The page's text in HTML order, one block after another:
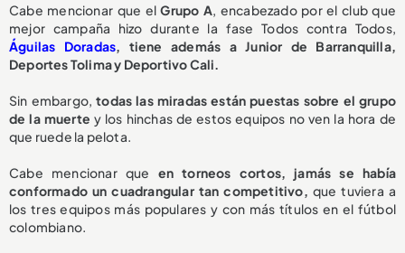
Cabe mencionar que elGrupo A, encabezado por el club que
mejor campaña hizo durante la fase Todos contra Todos,
Águilas Doradas, tiene además a Junior de Barranquilla,
Deportes Tolima y Deportivo Cali.
Sin embargo,todas las miradas están puestas sobre el grupo
de la muerte y los hinchas de estos equipos no ven la hora de
que ruede la pelota.
Cabe mencionar que en torneos cortos, jamás se había
conformado un cuadrangular tan competitivo, que tuviera a
los tres equipos más populares y con más títulos en el fútbol
colombiano.